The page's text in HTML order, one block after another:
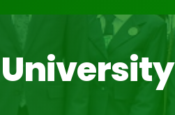
University